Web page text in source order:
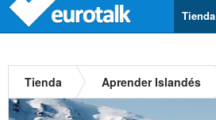
Tienda
Tienda Aprender Islandés